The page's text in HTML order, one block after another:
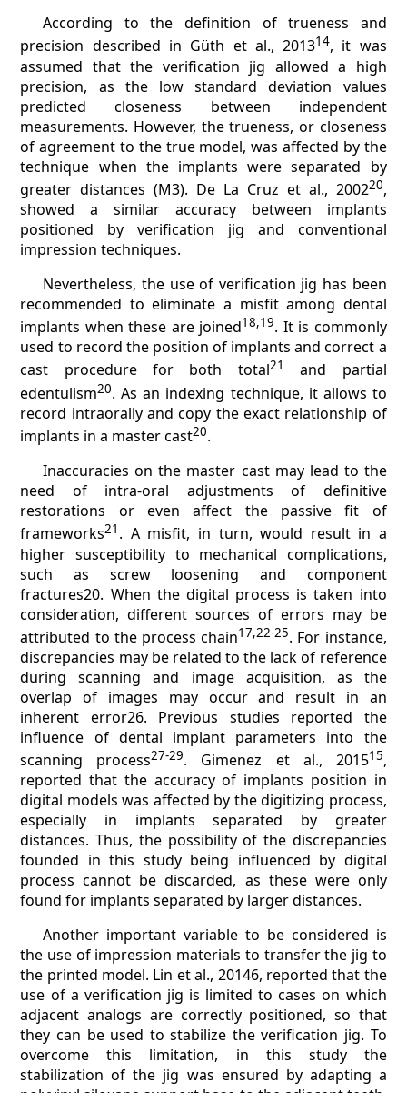
According to the definition of trueness and
precision described in Güth et al., 201314, it was
assumed that the verification jig allowed a high
precision, as the low standard deviation values
predicted closeness between independent
measurements. However, the trueness, or closeness
of agreement to the true model, was affected by the
technique when the implants were separated by
greater distances (M3). De La Cruz et al., 200220,
showed a similar accuracy between implants
positioned by verification jig and conventional
impression techniques.
Nevertheless, the use of verification jig has been
recommended to eliminate a misfit among dental
implants when these are joined18,19. It is commonly
used to record the position of implants and correct a
cast procedure for both total21
and partial
edentulism20. As an indexing technique, it allows to
record intraorally and copy the exact relationship of
implants in a master cast20.
Inaccuracies on the master cast may lead to the
need of intra-oral adjustments of definitive
restorations or even affect the passive fit of
frameworks21 . A misfit, in turn, would result in a
higher susceptibility to mechanical complications,
such as screw loosening and component
fractures20. When the digital process is taken into
consideration, different sources of errors may be
attributed to the process chain17,22-25. For instance,
discrepancies may be related to the lack of reference
during scanning and image acquisition, as the
overlap of images may occur and result in an
inherent error26. Previous studies reported the
influence of dental implant parameters into the
scanning process27-29. Gimenez et al., 201515,
reported that the accuracy of implants position in
digital models was affected by the digitizing process,
especially in implants separated by greater
distances. Thus, the possibility of the discrepancies
founded in this study being influenced by digital
process cannot be discarded, as these were only
found for implants separated by larger distances.
Another important variable to be considered is
the use of impression materials to transfer the jig to
the printed model. Lin et al., 20146, reported that the
use of a verification jig is limited to cases on which
adjacent analogs are correctly positioned, so that
they can be used to stabilize the verification jig. To
overcome this limitation, in this study the
stabilization of the jig was ensured by adapting a